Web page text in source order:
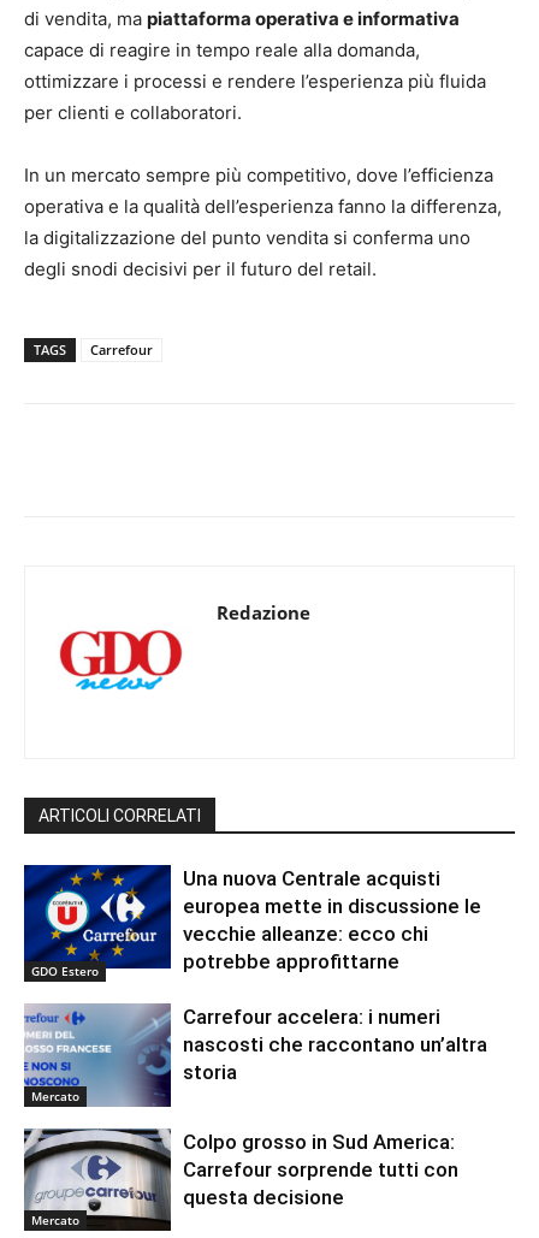
di vendita, ma piattaforma operativa e informativa
capace di reagire in tempo reale alla domanda,
ottimizzare i processi e rendere l’esperienza più fluida
per clienti e collaboratori.
In un mercato sempre più competitivo, dove l’efficienza
operativa e la qualità dell’esperienza fanno la differenza,
la digitalizzazione del punto vendita si conferma uno
degli snodi decisivi per il futuro del retail.
TAGS Carrefour
Redazione
ARTICOLI CORRELATI
GDO Estero
Una nuova Centrale acquisti
europea mette in discussione le
vecchie alleanze: ecco chi
potrebbe approfittarne
Mercato
Carrefour accelera: i numeri
nascosti che raccontano un’altra
storia
Mercato
Colpo grosso in Sud America:
Carrefour sorprende tutti con
questa decisione